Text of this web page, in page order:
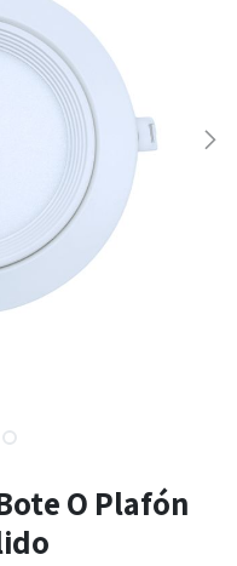
O Plafón